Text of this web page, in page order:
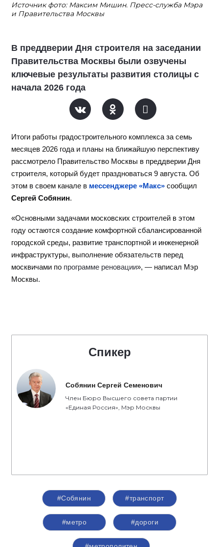
Источник фото: Максим Мишин. Пресс-служба Мэра
и Правительства Москвы
В преддверии Дня строителя на заседании
Правительства Москвы были озвучены
ключевые результаты развития столицы с
начала 2026 года
Итоги работы градостроительного комплекса за семь
месяцев 2026 года и планы на ближайшую перспективу
рассмотрело Правительство Москвы в преддверии Дня
строителя, который будет праздноваться 9 августа. Об
этом в своем канале в мессенджере «Макс» сообщил
Сергей Собянин.
«Основными задачами московских строителей в этом
году остаются создание комфортной сбалансированной
городской среды, развитие транспортной и инженерной
инфраструктуры, выполнение обязательств перед
москвичами по программе реновации», — написал Мэр
Москвы.
Спикер
Собянин Сергей Семенович
Член Бюро Высшего совета партии
«Единая Россия», Мэр Москвы
#Собянин #транспорт
#метро #дороги